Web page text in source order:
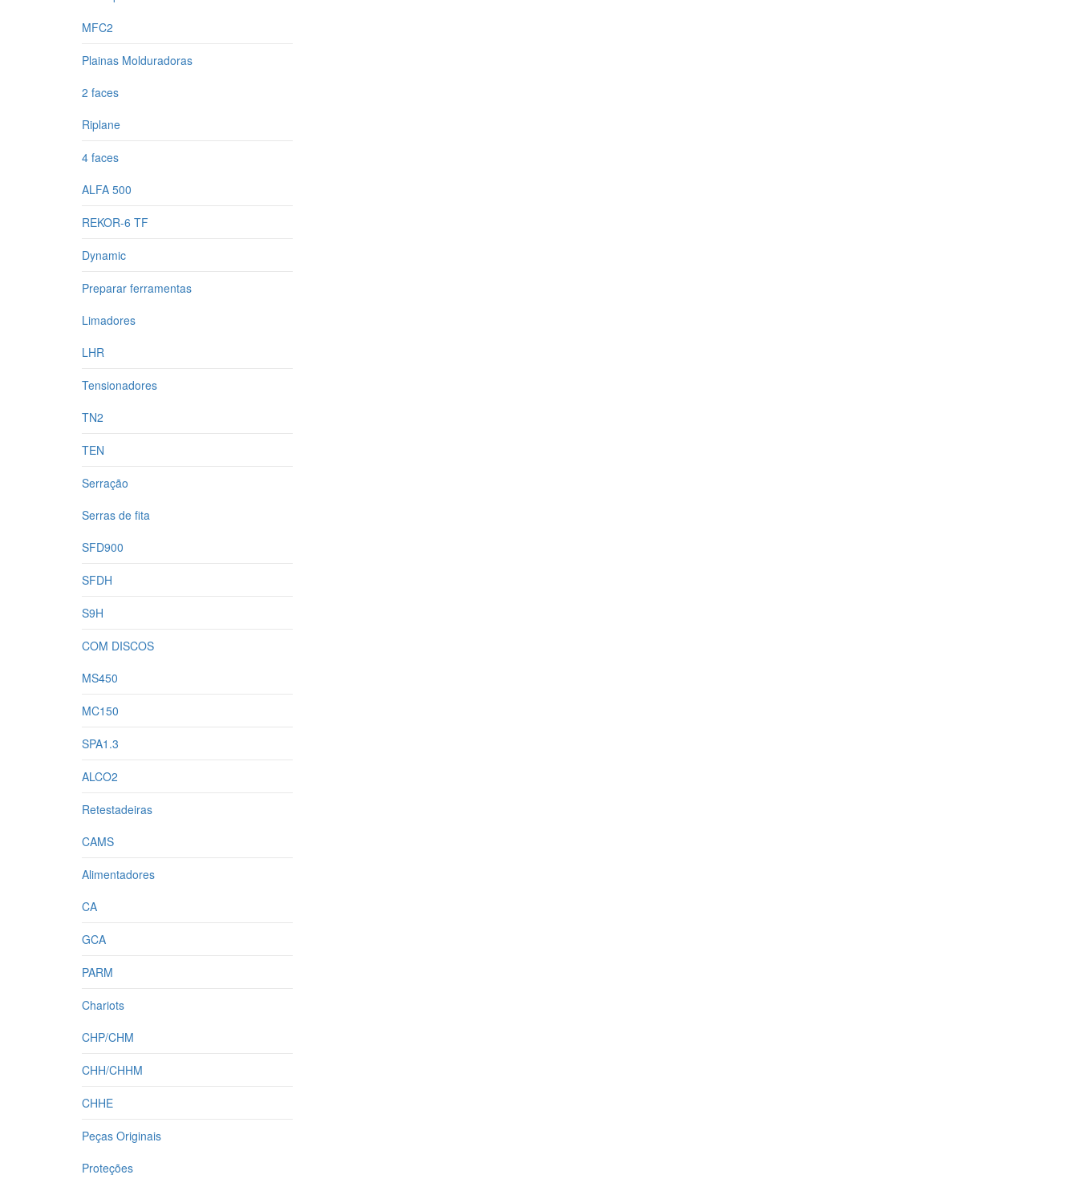
MFC2
Plainas Molduradoras
2 faces
Riplane
4 faces
ALFA 500
REKOR-6 TF
Dynamic
Preparar ferramentas
Limadores
LHR
Tensionadores
TN2
TEN
Serração
Serras de fita
SFD900
SFDH
S9H
COM DISCOS
MS450
MC150
SPA1.3
ALCO2
Retestadeiras
CAMS
Alimentadores
CA
GCA
PARM
Chariots
CHP/CHM
CHH/CHHM
CHHE
Peças Originais
Proteções